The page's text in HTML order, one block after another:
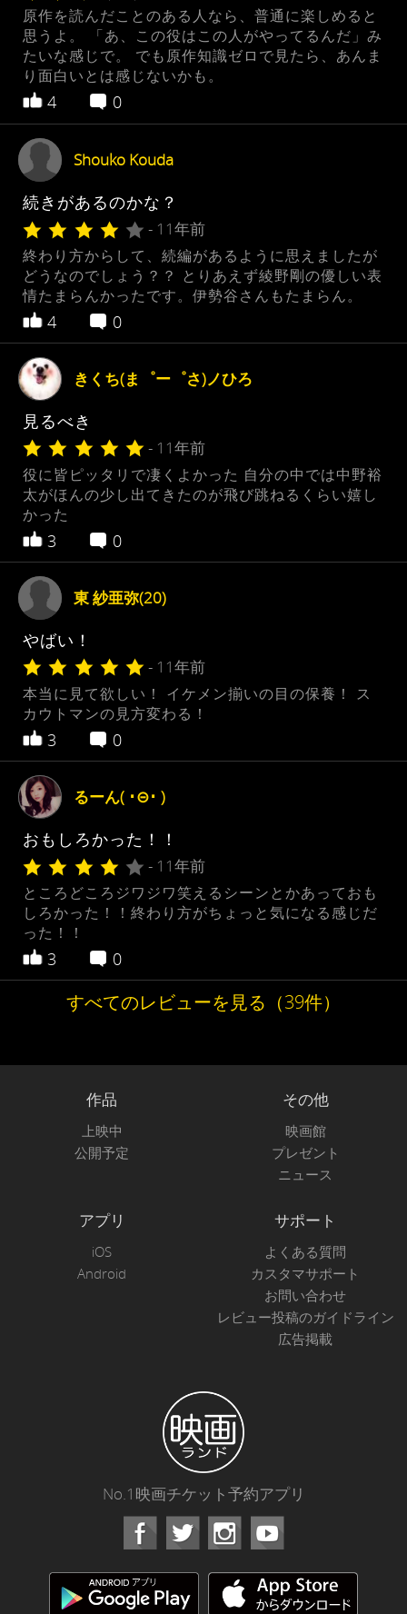
原作を読んだことのある人なら、普通に楽しめると
思うよ。 「あ、この役はこの人がやってるんだ」み
たいな感じで。 でも原作知識ゼロで見たら、あんま
り面白いとは感じないかも。
4 0
Shouko Kouda
続きがあるのかな？
- 11年前
終わり方からして、続編があるように思えましたが
どうなのでしょう？？ とりあえず綾野剛の優しい表
情たまらんかったです。伊勢谷さんもたまらん。
4 0
きくち(ま゜ー゜さ)ノひろ
見るべき
- 11年前
役に皆ピッタリで凄くよかった 自分の中では中野裕
太がほんの少し出てきたのが飛び跳ねるくらい嬉し
かった
3 0
東 紗亜弥(20)
やばい！
- 11年前
本当に見て欲しい！ イケメン揃いの目の保養！ ス
カウトマンの見方変わる！
3 0
るーん( ･⊝･ )
おもしろかった！！
- 11年前
ところどころジワジワ笑えるシーンとかあっておも
しろかった！！終わり方がちょっと気になる感じだ
った！！
3 0
すべてのレビューを見る（39件）
作品
上映中
公開予定
その他
映画館
プレゼント
ニュース
アプリ
iOS
Android
サポート
よくある質問
カスタマサポート
お問い合わせ
レビュー投稿のガイドライン
広告掲載
No.1映画チケット予約アプリ
Facebook Instagram